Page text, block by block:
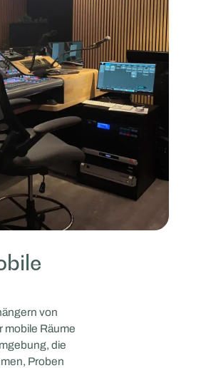
von
mobile Räume
die
Proben